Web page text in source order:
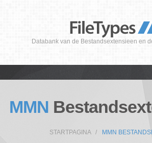
Databank van de Bestandsextensieen en
MMN
STARTPAGINA MMN